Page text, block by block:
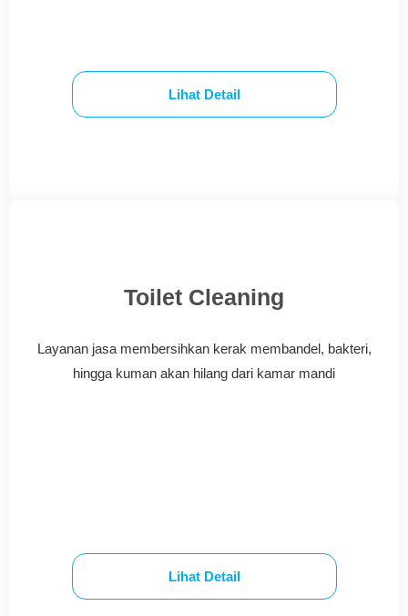
Lihat Detail
Toilet Cleaning
Layanan jasa membersihkan kerak membandel, bakteri,
hingga kuman akan hilang dari kamar mandi
Lihat Detail